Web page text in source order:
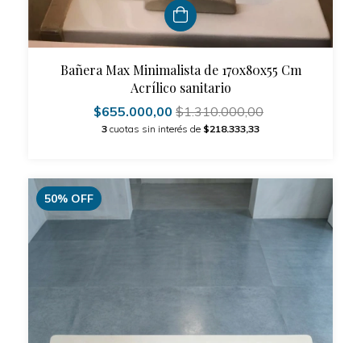
Bañera Max Minimalista de 170x80x55 Cm
Acrílico sanitario
$655.000,00 $1.310.000,00
3 cuotas sin interés de $218.333,33
50% OFF